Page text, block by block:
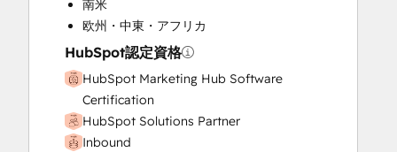
南米
欧州・中東・アフリカ
HubSpot認定資格
HubSpot Marketing Hub Software
Certification
HubSpot Solutions Partner
Inbound